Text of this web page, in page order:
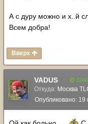
А с дуру можно и х..й
Всем добра!
Вверх
VADUS 3240
Откуда: Москва
Опубликовано: 19